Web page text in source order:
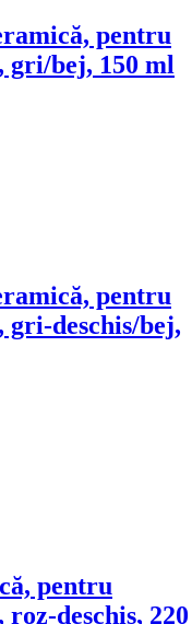
pentru
gri/bej, 150 ml
pentru
deschis/bej,
pentru
deschis, 220